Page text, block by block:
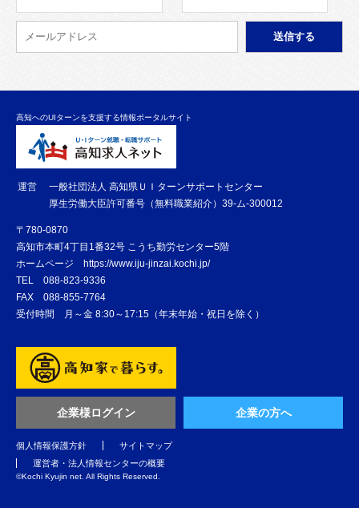
高知へのUIターンを支援する情報ポータルサイト
運営
一般社団法人 高知県ＵＩターンサポートセンター
厚生労働大臣許可番号（無料職業紹介）39-ム-300012
〒780-0870
高知市本町4丁目1番32号 こうち勤労センター5階
ホームページ https://www.iju-jinzai.kochi.jp/
TEL 088-823-9336
FAX 088-855-7764
受付時間 月～金 8:30～17:15（年末年始・祝日を除く）
企業様ログイン 企業の方へ
個人情報保護方針
サイトマップ
運営者・法人情報センターの概要
©️Kochi Kyujin net. All Rights Reserved.